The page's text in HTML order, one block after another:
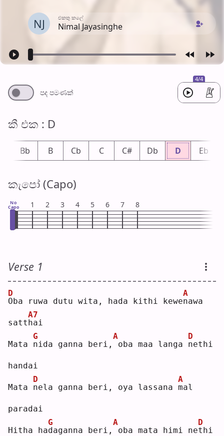
NJ එක​තු කලේ
Nimal Jayasinghe
4/4
පද පමණ​ක්
කී එ​ක : D
Bb B Cb C C# Db D Eb
කැපෝ (Capo)
No
Capo 1 2 3 4 5 6 7 8
Verse 1
O
D
ba ruwa dutu wita, hada kithi kewen
A
awa
satt h
A7
ai
Mata n
G
ida ganna beri,
A
oba maa langa n
D
ethi
handai
Mata n
D
ela ganna beri, oya lassana m
A
al
paradai
Hitha had
G
aganna beri,
A
oba mata himi net
D
hi